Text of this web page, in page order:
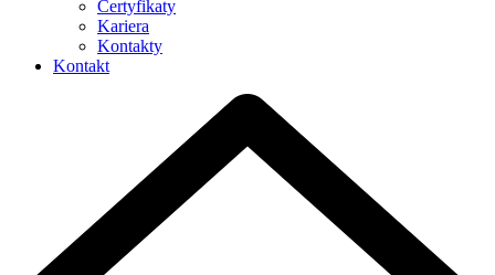
Certyfikaty
Kariera
Kontakty
Kontakt